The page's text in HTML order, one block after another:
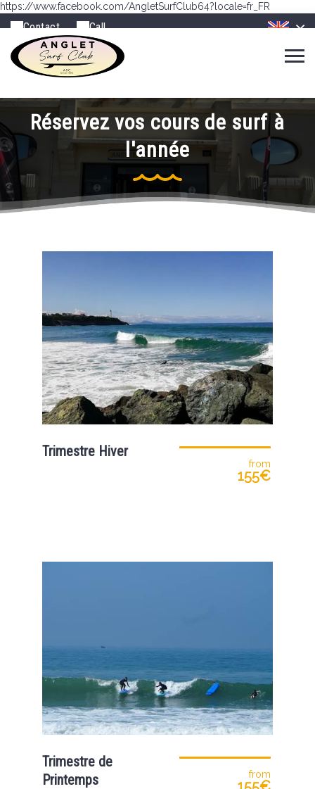
https://www.facebook.com/AngletSurfClub64?locale=fr_FR
Contact Call
Réservez vos cours de surf à
l'année
Trimestre Hiver
from
155€
Trimestre de
Printemps
from